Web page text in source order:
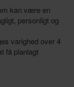
kan være en
personligt og
varighed over 4
få planlagt